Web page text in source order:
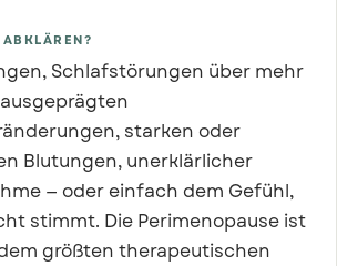
Schlafstörungen über mehr
starken oder
Blutungen, unerklärlicher
— oder einfach dem Gefühl,
stimmt. Die Perimenopause ist
größten therapeutischen